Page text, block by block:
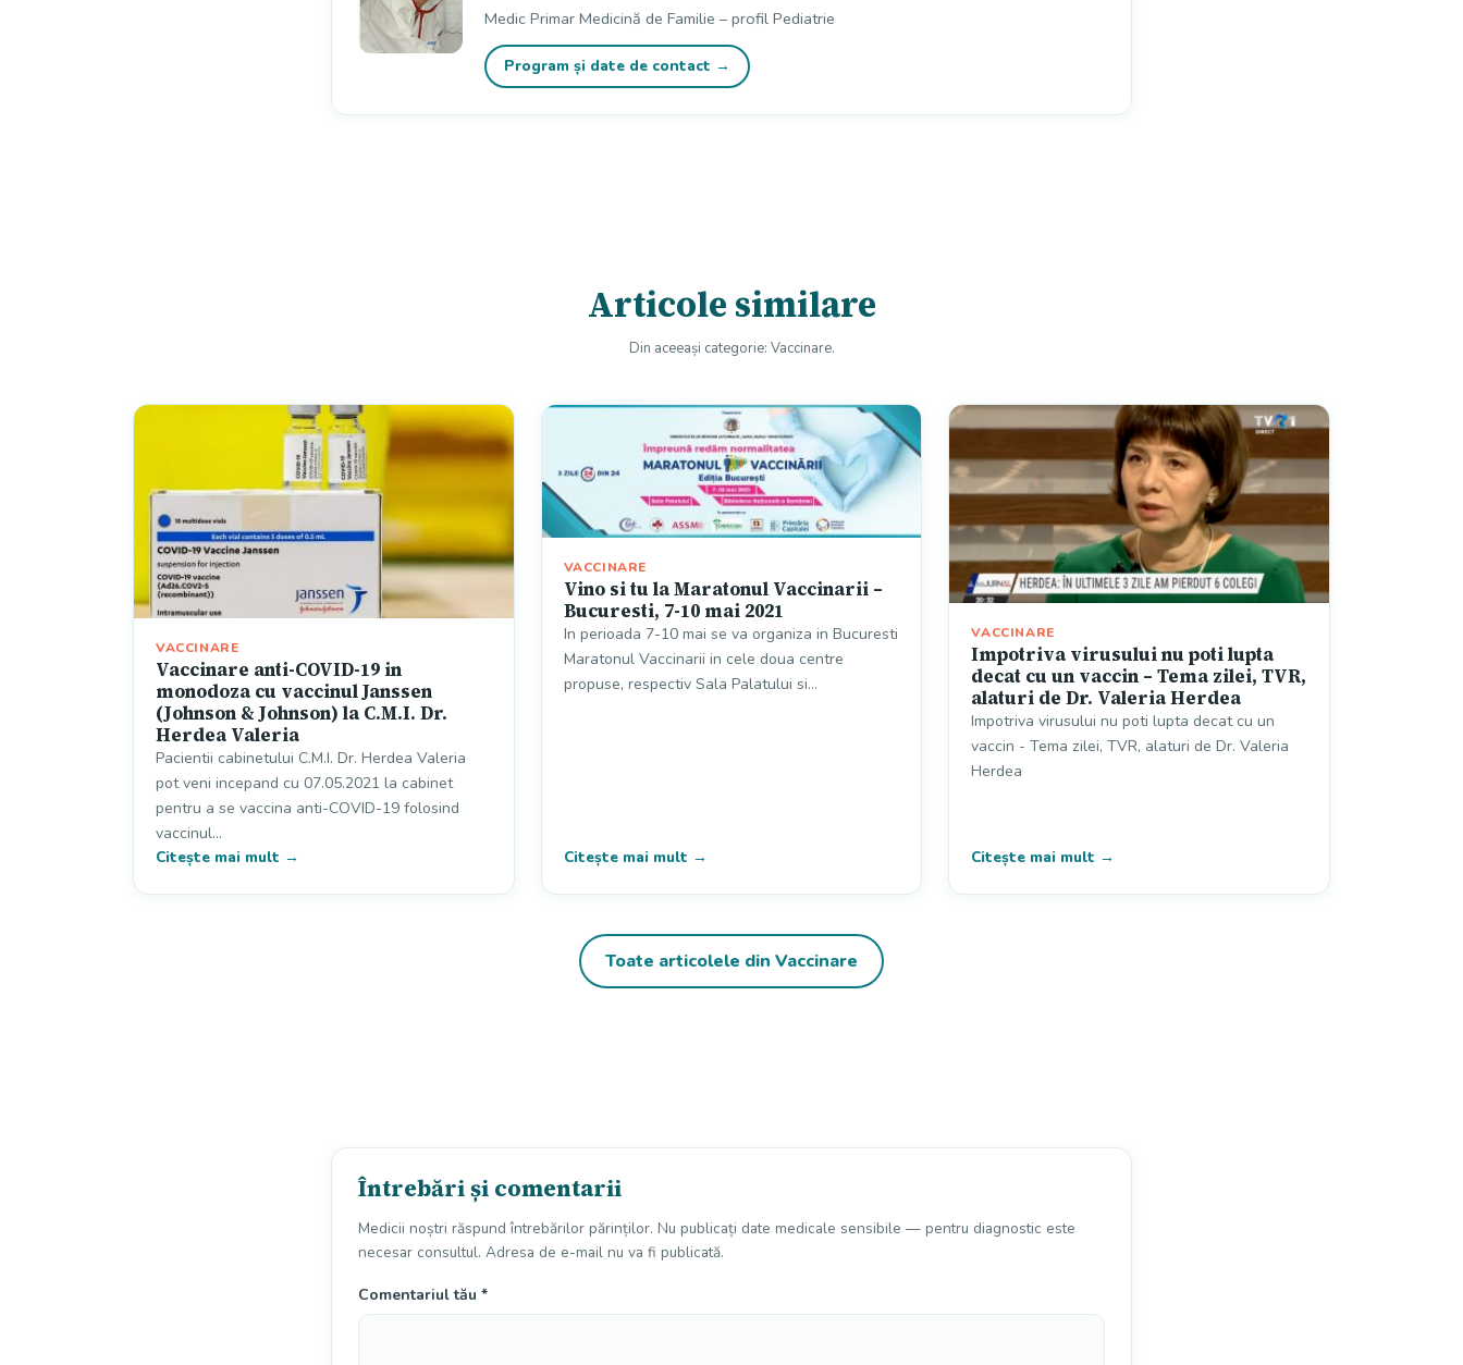
Medic Primar Medicină de Familie – profil Pediatrie
Program și date de contact →
Articole similare
Din aceeași categorie: Vaccinare.
VACCINARE
Vaccinare anti-COVID-19 in
monodoza cu vaccinul Janssen
(Johnson & Johnson) la C.M.I. Dr.
Herdea Valeria
Pacientii cabinetului C.M.I. Dr. Herdea Valeria
pot veni incepand cu 07.05.2021 la cabinet
pentru a se vaccina anti-COVID-19 folosind
vaccinul…
Citește mai mult →
VACCINARE
Vino si tu la Maratonul Vaccinarii –
Bucuresti, 7-10 mai 2021
In perioada 7-10 mai se va organiza in Bucuresti
Maratonul Vaccinarii in cele doua centre
propuse, respectiv Sala Palatului si…
Citește mai mult →
VACCINARE
Impotriva virusului nu poti lupta
decat cu un vaccin – Tema zilei, TVR,
alaturi de Dr. Valeria Herdea
Impotriva virusului nu poti lupta decat cu un
vaccin - Tema zilei, TVR, alaturi de Dr. Valeria
Herdea
Citește mai mult →
Toate articolele din Vaccinare
Întrebări și comentarii
Medicii noștri răspund întrebărilor părinților. Nu publicați date medicale sensibile — pentru diagnostic este
necesar consultul. Adresa de e-mail nu va fi publicată.
Comentariul tău *